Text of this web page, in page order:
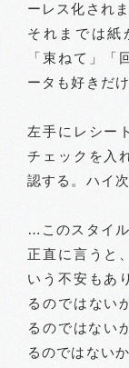
ーレス化されま
それまでは紙
「束ねて」
ータも好きだ
左手にレシー
チェックを入
認する。ハイ次
…このスタイ
正直に言うと
いう不安もあ
るのではない
るのではない
るのではない